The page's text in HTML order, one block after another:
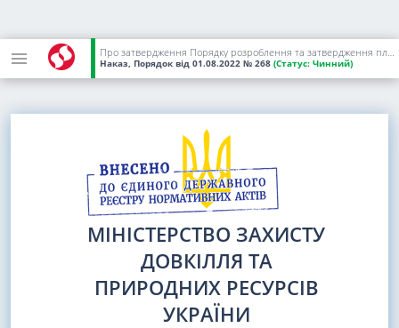
Про затвердження Порядку розроблення та затвердження планів поліпшення якості атмосферного повітря
Наказ, Порядок від 01.08.2022 № 268 (Статус: Чинний)
МІНІСТЕРСТВО ЗАХИСТУ
ДОВКІЛЛЯ ТА
ПРИРОДНИХ РЕСУРСІВ
УКРАЇНИ